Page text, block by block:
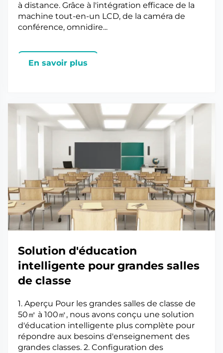
à distance. Grâce à l'intégration efficace de la
machine tout-en-un LCD, de la caméra de
conférence, omnidire...
En savoir plus
Solution d'éducation
intelligente pour grandes salles
de classe
1. Aperçu Pour les grandes salles de classe de
50㎡ à 100㎡, nous avons conçu une solution
d'éducation intelligente plus complète pour
répondre aux besoins d'enseignement des
grandes classes. 2. Configuration des